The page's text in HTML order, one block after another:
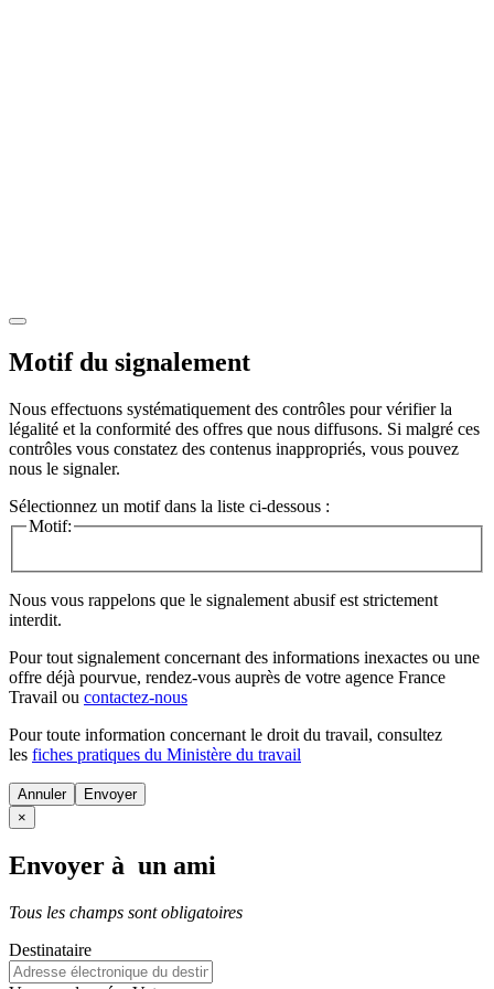
Motif du signalement
Nous effectuons systématiquement des contrôles pour vérifier la
légalité et la conformité des offres que nous diffusons. Si malgré ces
contrôles vous constatez des contenus inappropriés, vous pouvez
nous le signaler.
Sélectionnez un motif dans la liste ci-dessous :
Motif:
Nous vous rappelons que le signalement abusif est strictement
interdit.
Pour tout signalement concernant des informations inexactes ou une
offre déjà pourvue, rendez-vous auprès de votre agence France
Travail ou contactez-nous
Pour toute information concernant le droit du travail, consultez
les fiches pratiques du Ministère du travail
Annuler
×
Envoyer à un ami
Tous les champs sont obligatoires
Destinataire